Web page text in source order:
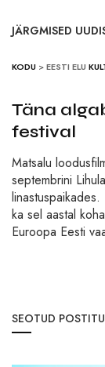
JÄRGMISED
KODU >EESTI ELU
Täna
festival
Matsalu
septembrini
ka sel aastal
Euroopa Eesti
SEOTUD